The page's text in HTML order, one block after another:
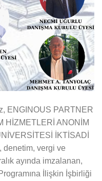
ENGINOUS PARTNER
HİZMETLERİ ANONİM
İKTİSADİ
denetim, vergi ve
ayında imzalanan,
İlişkin İşbirliği